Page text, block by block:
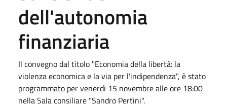
dell'autonomia
finanziaria
Il convegno dal titolo "Economia della libertà: la
violenza economica e la via per l'indipendenza", è stato
programmato per venerdì 15 novembre alle ore 18:00
nella Sala consiliare "Sandro Pertini".